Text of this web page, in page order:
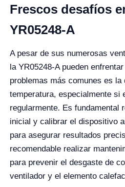
Frescos desafíos
YR05248-A
A pesar de sus numerosas
la YR05248-A pueden
problemas más comunes es la
temperatura, especialmente si
regularmente. Es fundamental
inicial y calibrar el dispositivo
para asegurar resultados
recomendable realizar
para prevenir el desgaste de
ventilador y el elemento